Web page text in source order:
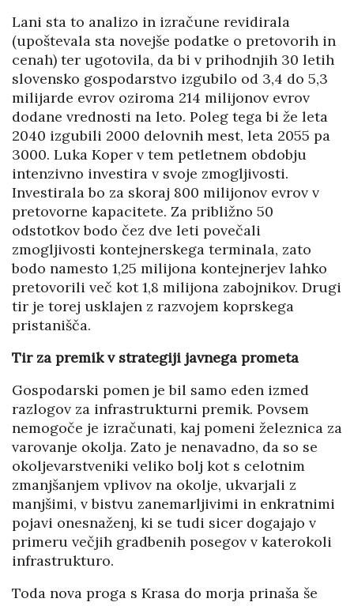
Lani sta to analizo in izračune revidirala
(upoštevala sta novejše podatke o pretovorih in
cenah) ter ugotovila, da bi v prihodnjih 30 letih
slovensko gospodarstvo izgubilo od 3,4 do 5,3
milijarde evrov oziroma 214 milijonov evrov
dodane vrednosti na leto. Poleg tega bi že leta
2040 izgubili 2000 delovnih mest, leta 2055 pa
3000. Luka Koper v tem petletnem obdobju
intenzivno investira v svoje zmogljivosti.
Investirala bo za skoraj 800 milijonov evrov v
pretovorne kapacitete. Za približno 50
odstotkov bodo čez dve leti povečali
zmogljivosti kontejnerskega terminala, zato
bodo namesto 1,25 milijona kontejnerjev lahko
pretovorili več kot 1,8 milijona zabojnikov. Drugi
tir je torej usklajen z razvojem koprskega
pristanišča.
Tir za premik v strategiji javnega prometa
Gospodarski pomen je bil samo eden izmed
razlogov za infrastrukturni premik. Povsem
nemogoče je izračunati, kaj pomeni železnica za
varovanje okolja. Zato je nenavadno, da so se
okoljevarstveniki veliko bolj kot s celotnim
zmanjšanjem vplivov na okolje, ukvarjali z
manjšimi, v bistvu zanemarljivimi in enkratnimi
pojavi onesnaženj, ki se tudi sicer dogajajo v
primeru večjih gradbenih posegov v katerokoli
infrastrukturo.
Toda nova proga s Krasa do morja prinaša še